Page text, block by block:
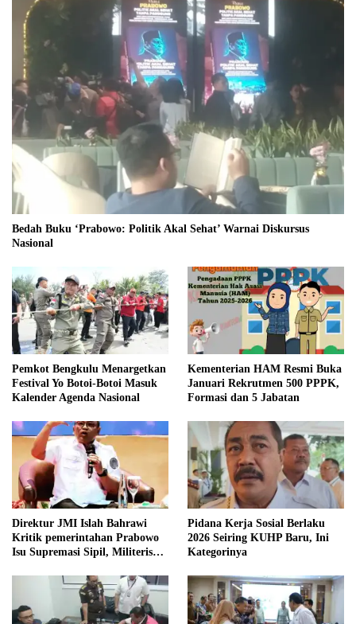
Bedah Buku ‘Prabowo: Politik Akal Sehat’ Warnai Diskursus
Nasional
Pemkot Bengkulu Menargetkan
Festival Yo Botoi-Botoi Masuk
Kalender Agenda Nasional
Kementerian HAM Resmi Buka
Januari Rekrutmen 500 PPPK,
Formasi dan 5 Jabatan
Direktur JMI Islah Bahrawi
Kritik pemerintahan Prabowo
Isu Supremasi Sipil, Militerisasi,
Pidana Kerja Sosial Berlaku
2026 Seiring KUHP Baru, Ini
Kategorinya